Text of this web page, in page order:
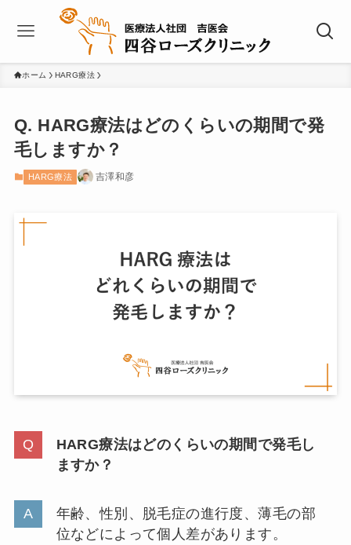
ホーム HARG療法
Q. HARG療法はどのくらいの期間で発
毛しますか？
HARG療法 吉澤和彦
HARG療法はどのくらいの期間で発毛し
ますか？
年齢、性別、脱毛症の進行度、薄毛の部
位などによって個人差があります。